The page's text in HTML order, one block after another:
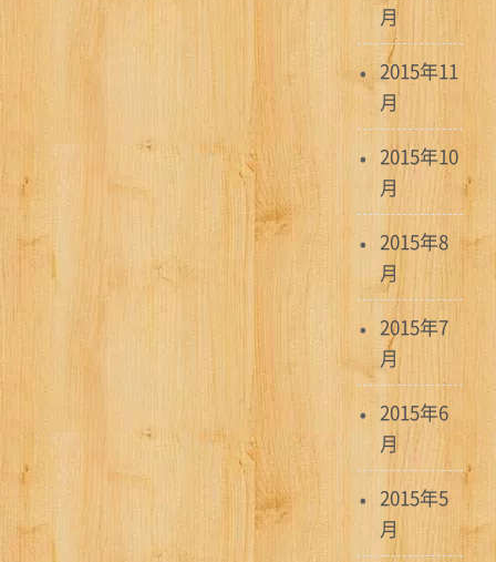
月
2015年11
月
2015年10
月
2015年8
月
2015年7
月
2015年6
月
2015年5
月